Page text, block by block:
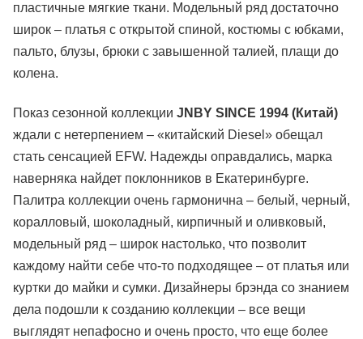
пластичные мягкие ткани. Модельный ряд достаточно
широк – платья с открытой спиной, костюмы с юбками,
пальто, блузы, брюки с завышенной талией, плащи до
колена.
Показ сезонной коллекции JNBY SINCE 1994 (Китай)
ждали с нетерпением – «китайский Diesel» обещал
стать сенсацией EFW. Надежды оправдались, марка
наверняка найдет поклонников в Екатеринбурге.
Палитра коллекции очень гармонична – белый, черный,
коралловый, шоколадный, кирпичный и оливковый,
модельный ряд – широк настолько, что позволит
каждому найти себе что-то подходящее – от платья или
куртки до майки и сумки. Дизайнеры брэнда со знанием
дела подошли к созданию коллекции – все вещи
выглядят непафосно и очень просто, что еще более